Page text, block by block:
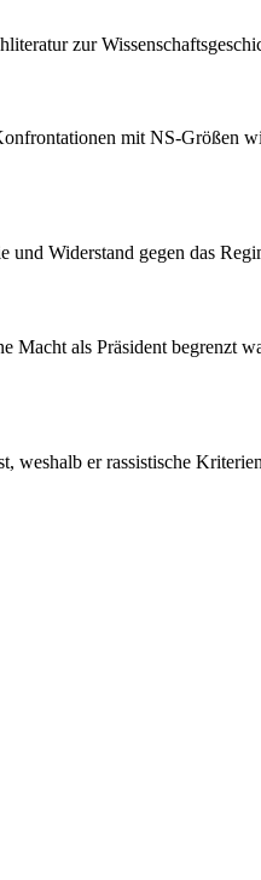
zur
mit NS-Größen
Widerstand gegen das
als Präsident begrenzt
weshalb er rassistische